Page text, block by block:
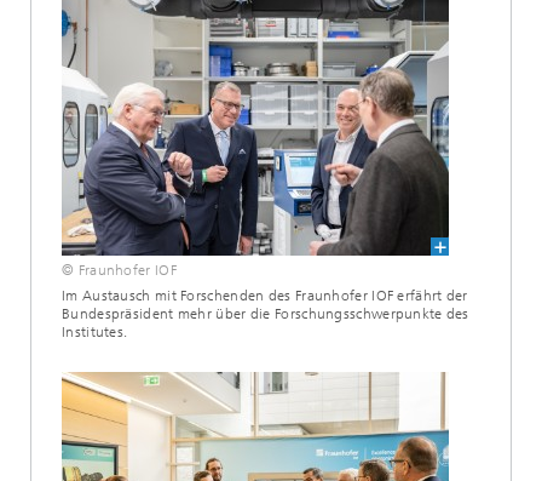
© Fraunhofer IOF
Im Austausch mit Forschenden des Fraunhofer IOF erfährt der
Bundespräsident mehr über die Forschungsschwerpunkte des
Institutes.